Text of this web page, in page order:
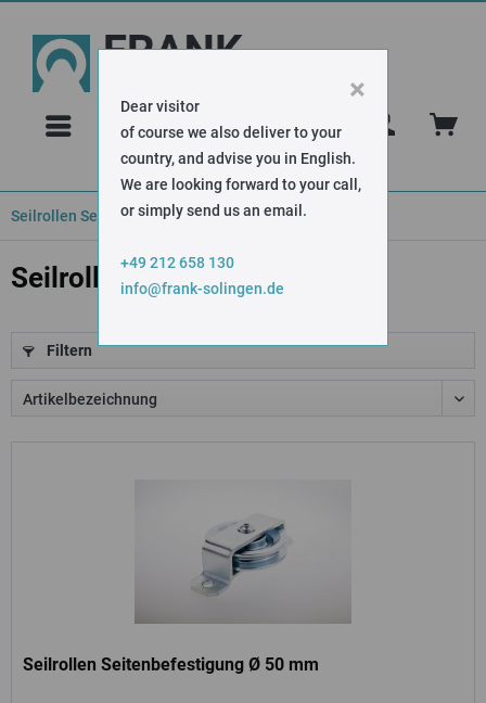
FAQ
Seilrollen Seitenbefestigung
Seilrollen Seitenbefestigung
Filtern
Seilrollen Seitenbefestigung Ø 50 mm
×
Dear visitor
of course we also deliver to your
country, and advise you in English.
We are looking forward to your call,
or simply send us an email.
+49 212 658 130
info@frank-solingen.de